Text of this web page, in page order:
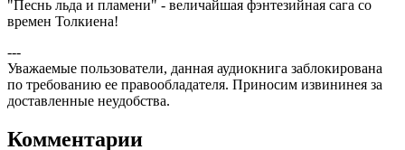
"Песнь льда и пламени" - величайшая фэнтезийная сага со
времен Толкиена!
---
Уважаемые пользователи, данная аудиокнига заблокирована
по требованию ее правообладателя. Приносим извининея за
доставленные неудобства.
Комментарии